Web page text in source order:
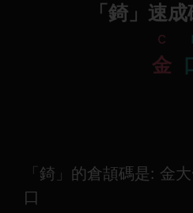
「錡」速
c
金
「錡」的倉頡碼是: 金
口